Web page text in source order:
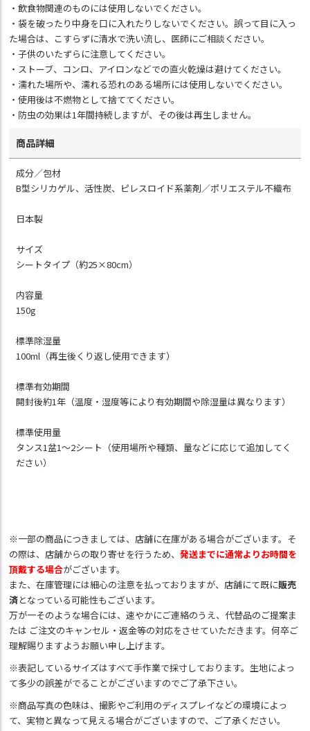
・飲食物関連のものには使用しないでください。
・袋を破ったり中身を口に入れたりしないでください。誤って目に入っ
た場合は、こすらずに清水で洗い流し、医師にご相談ください。
・子供のいたずらに注意してください。
・ストーブ、コンロ、アイロンなどでの直火乾燥は避けてください。
・濡れた場所や、濡れる恐れのある場所には使用しないでください。
・使用後は不燃物として捨ててください。
・防虫の効果は1年間持続しますが、その後は再生しません。
商品詳細
成分／包材
B型シリカゲル、活性炭、ピレスロイド系薬剤／ポリエステル不織布
日本製
サイズ
シートタイプ（約25×80cm）
内容量
150g
標準除湿量
100ml（再生後くり返し使用できます）
標準有効期間
開封後約1年（温度・湿度等により有効期間や除湿量は異なります）
標準使用量
タンス1盆1～2シート（使用場所や種類、量などに応じて追加してく
ださい）
※一部の商品につきましては、店舗に在庫がある場合がございます。そ
の際は、店舗からの取り寄せを行うため、発送までに通常よりお時間を
頂戴する場合がございます。
また、在庫管理には細心の注意を払っておりますが、店舗にて既に販売
済となっている可能性もございます。
万が一そのような場合には、速やかにご連絡のうえ、代替品のご提案ま
たは ご注文のキャンセル・返金等の対応をさせていただきます。何卒ご
理解賜りますようお願い申し上げます。
※表記しているサイズはすべて手作業で採寸しております。生地によっ
て多少の誤差がでることがございますのでご了承下さい。
※商品写真の色味は、撮影やご利用のディスプレイなどの環境によっ
て、実物と異なって見える場合がございますので、ご了承ください。